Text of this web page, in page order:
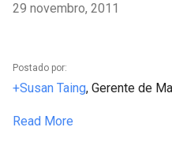
29 novembro, 2011
Postado por:
+Susan Taing, Gerente de
Read More